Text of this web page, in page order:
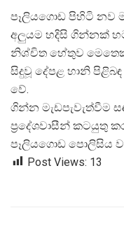
පෑලියගොඩ පිහිටි නව
අලුයම හදිසි ගින්නක්
නිශ්චිත හේතුව
සිදුවූ දේපළ හානි
වේ.
ගින්න මැඩපැවැත්වීම
ප්රදේශවාසීන් කටයුතු
පෑලියගොඩ පොලිසිය
Post Views: 13